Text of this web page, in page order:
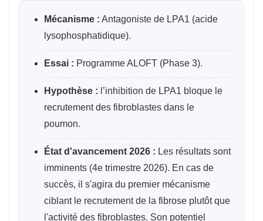
Mécanisme : Antagoniste de LPA1 (acide
lysophosphatidique).
Essai : Programme ALOFT (Phase 3).
Hypothèse : l’inhibition de LPA1 bloque le
recrutement des fibroblastes dans le
poumon.
État d'avancement 2026 : Les résultats sont
imminents (4e trimestre 2026). En cas de
succès, il s'agira du premier mécanisme
ciblant le recrutement de la fibrose plutôt que
l'activité des fibroblastes. Son potentiel